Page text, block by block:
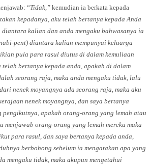
“Tidak,” kemudian ia berkata kepada
kepadanya, aku telah bertanya kepada Anda
kalian dan anda mengaku bahwasanya ia
pent) diantara kalian mempunyai keluarga
pula para rasul diutus di dalam kemuliaan
telah bertanya kepada anda, apakah di dalam
seorang raja, maka anda mengaku tidak, lalu
nenek moyangnya ada seorang raja, maka aku
nenek moyangnya, dan saya bertanya
pengikutnya, apakah orang-orang yang lemah atau
menjawab orang-orang yang lemah mereka maka
para rasul, dan saya bertanya kepada anda,
berbohong sebelum ia mengatakan apa yang
mengaku tidak, maka akupun mengetahui